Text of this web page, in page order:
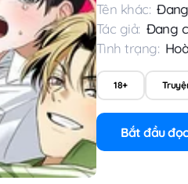
Tên khác:
Tác giả: Đang
Tình trạng:
18+
Bắt đầu đọc